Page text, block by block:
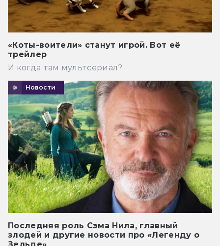
«Коты-воители» станут игрой. Вот её
трейлер
И когда там мультсериал?
Новости
Последняя роль Сэма Нила, главный
злодей и другие новости про «Легенду о
Зельде»